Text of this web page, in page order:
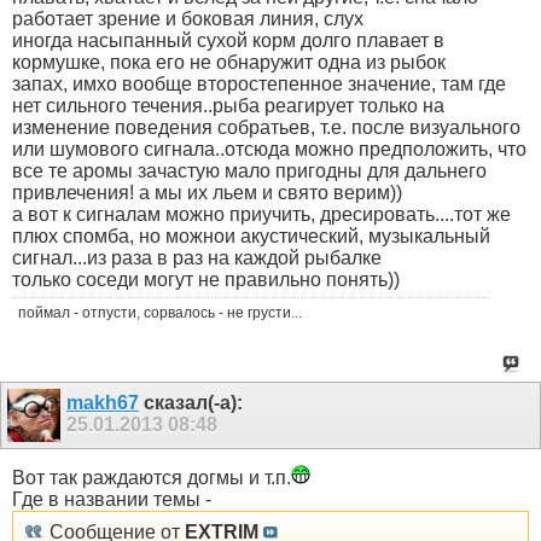
работает зрение и боковая линия, слух
иногда насыпанный сухой корм долго плавает в
кормушке, пока его не обнаружит одна из рыбок
запах, имхо вообще второстепенное значение, там где
нет сильного течения..рыба реагирует только на
изменение поведения собратьев, т.е. после визуального
или шумового сигнала..отсюда можно предположить, что
все те аромы зачастую мало пригодны для дальнего
привлечения! а мы их льем и свято верим))
а вот к сигналам можно приучить, дресировать....тот же
плюх спомба, но можнои акустический, музыкальный
сигнал...из раза в раз на каждой рыбалке
только соседи могут не правильно понять))
поймал - отпусти, сорвалось - не грусти...
makh67 сказал(-а):
25.01.2013 08:48
Вот так раждаются догмы и т.п.
Где в названии темы -
Сообщение от EXTRIM